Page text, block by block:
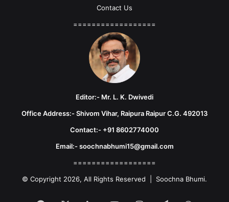
Contact Us
==================
Editor:- Mr. L. K. Dwivedi
Office Address:- Shivom Vihar, Raipura Raipur C.G. 492013
Contact:- +91 8602774000
Email:- soochnabhumi15@gmail.com
==================
© Copyright 2026, All Rights Reserved | Soochna Bhumi.